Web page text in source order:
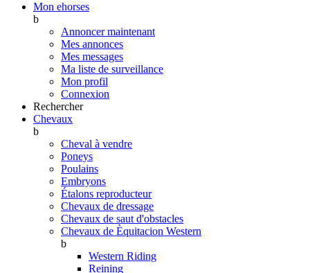
Mon ehorses
b
Annoncer maintenant
Mes annonces
Mes messages
Ma liste de surveillance
Mon profil
Connexion
Rechercher
Chevaux
b
Cheval à vendre
Poneys
Poulains
Embryons
Étalons reproducteur
Chevaux de dressage
Chevaux de saut d'obstacles
Chevaux de Èquitacion Western
b
Western Riding
Reining